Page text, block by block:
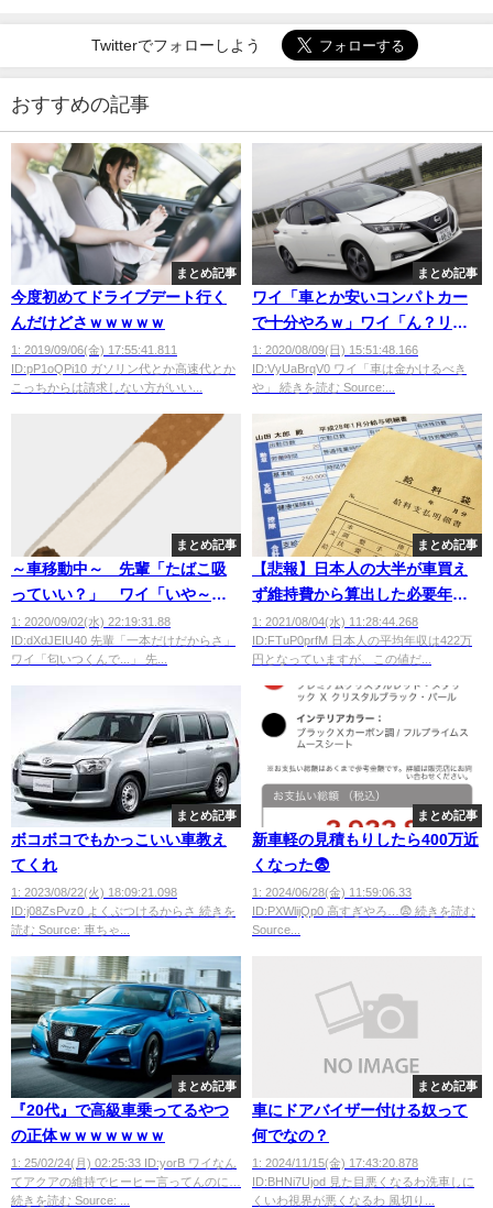
Twitterでフォローしよう
おすすめの記事
まとめ記事
今度初めてドライブデート行く
んだけどさｗｗｗｗｗ
1: 2019/09/06(金) 17:55:41.811
ID:pP1oQPi10 ガソリン代とか高速代とか
こっちからは請求しない方がいい...
まとめ記事
ワイ「車とか安いコンパトカー
で十分やろｗ」ワイ「ん？リー
フ試乗？乗ってみるか」
1: 2020/08/09(日) 15:51:48.166
ID:VyUaBrqV0 ワイ「車は金かけるべき
や」 続きを読む Source:...
まとめ記事
～車移動中～ 先輩「たばこ吸
っていい？」 ワイ「いや～厳
しいっす」
1: 2020/09/02(水) 22:19:31.88
ID:dXdJEIU40 先輩「一本だけだからさ」
ワイ「匂いつくんで...」 先...
まとめ記事
【悲報】日本人の大半が車買え
ず維持費から算出した必要年収
は700万円ｗｗｗｗ
1: 2021/08/04(水) 11:28:44.268
ID:FTuP0prfM 日本人の平均年収は422万
円となっていますが、この値だ...
まとめ記事
ボコボコでもかっこいい車教え
てくれ
1: 2023/08/22(火) 18:09:21.098
ID:j08ZsPvz0 よくぶつけるからさ 続きを
読む Source: 車ちゃ...
まとめ記事
新車軽の見積もりしたら400万近
くなった😨
1: 2024/06/28(金) 11:59:06.33
ID:PXWlijQp0 高すぎやろ…😨 続きを読む
Source...
まとめ記事
『20代』で高級車乗ってるやつ
の正体ｗｗｗｗｗｗｗ
1: 25/02/24(月) 02:25:33 ID:yorB ワイなん
てアクアの維持でヒーヒー言ってんのに…
続きを読む Source: ...
まとめ記事
車にドアバイザー付ける奴って
何でなの？
1: 2024/11/15(金) 17:43:20.878
ID:BHNi7Ujod 見た目悪くなるわ洗車しに
くいわ視界が悪くなるわ 風切り...